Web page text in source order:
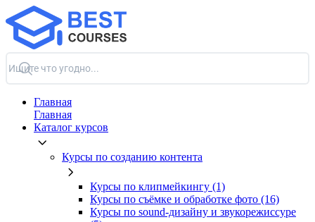
Главная
Главная
Каталог курсов
Курсы по созданию контента
Курсы по клипмейкингу (1)
Курсы по съёмке и обработке фото (16)
Курсы по sound-дизайну и звукорежиссуре